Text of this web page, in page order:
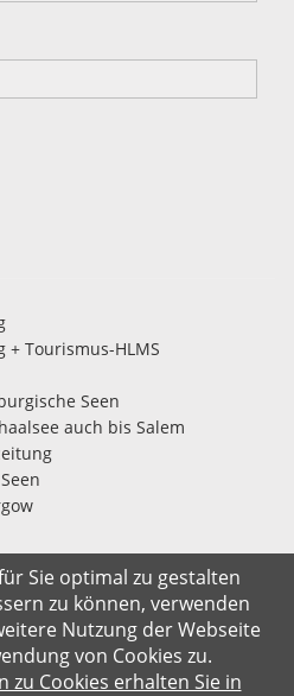
+ Tourismus-HLMS
Seen
auch bis Salem
10.08.2026
Kontakt Suche
Sie optimal zu gestalten
zu können, verwenden
Nutzung der Webseite
von Cookies zu.
Cookies erhalten Sie in